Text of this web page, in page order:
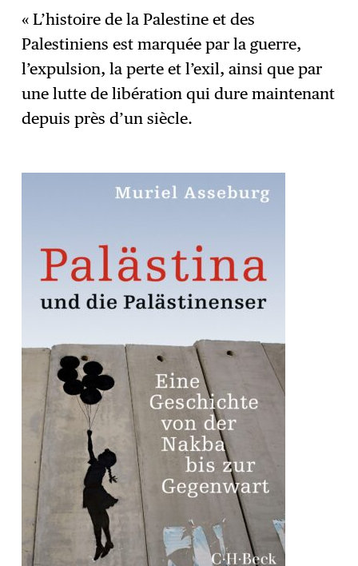
« L’histoire de la Palestine et des
Palestiniens est marquée par la guerre,
l’expulsion, la perte et l’exil, ainsi que par
une lutte de libération qui dure maintenant
depuis près d’un siècle.